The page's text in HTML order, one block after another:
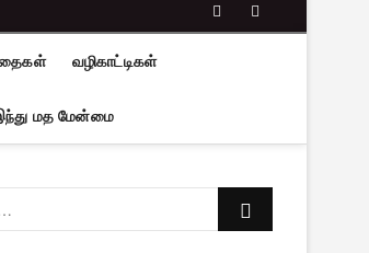
facebooktwitter
வழிகாட்டிகள்
மத மேன்மை